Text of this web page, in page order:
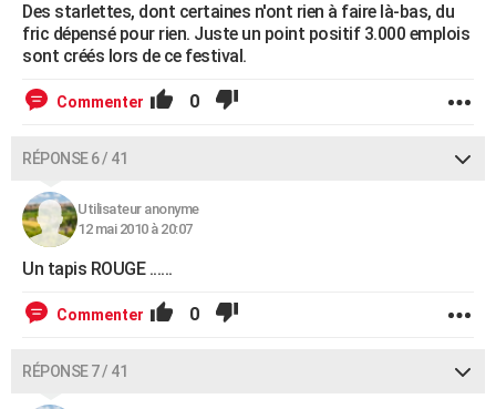
Des starlettes, dont certaines n'ont rien à faire là-bas, du
fric dépensé pour rien. Juste un point positif 3.000 emplois
sont créés lors de ce festival.
Commenter 0
RÉPONSE 6 / 41
Utilisateur anonyme
12 mai 2010 à 20:07
Un tapis ROUGE ......
Commenter 0
RÉPONSE 7 / 41